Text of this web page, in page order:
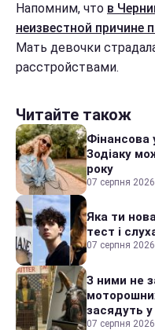
Напомним, что в
неизвестной причине
Мать девочки
расстройствами.
Читайте також
Фінансова
Зодіаку
року
07 серпня
Яка ти
тест і
07 серпня
З ними не
засядуть
07 серпня